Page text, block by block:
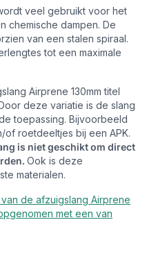
veel gebruikt voor het
chemische dampen. De
van een stalen spiraal.
tot een maximale
Airprene 130mm titel
deze variatie is de slang
toepassing. Bijvoorbeeld
of roetdeeltjes bij een APK.
is niet geschikt om direct
Ook is deze
materialen.
de afzuigslang Airprene
met een van